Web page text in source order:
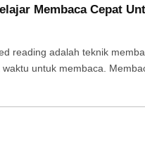
Membaca Cepat
reading adalah teknik
untuk membaca.